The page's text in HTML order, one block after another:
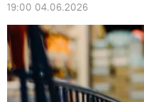
19:00 04.06.2026